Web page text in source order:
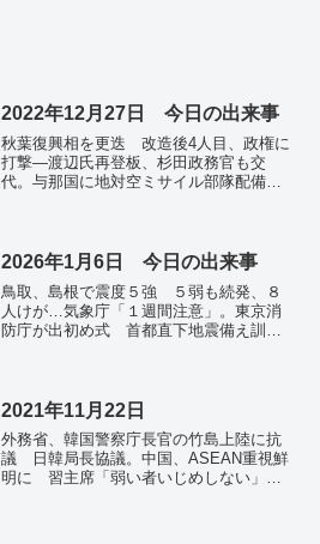
2022年12月27日 今日の出来事
秋葉復興相を更迭 改造後4人目、政権に
打撃―渡辺氏再登板、杉田政務官も交
代。与那国に地対空ミサイル部隊配備計
へ 30日から検査義務づけ 首相発表。
問えると判断…安倍元首相銃撃・奈良地
検。韓国、李明博氏ら1373人に恩赦 尹
大統領「国力を一つに集める」。年明け
2026年1月6日 今日の出来事
鳥取、島根で震度５強 ５弱も続発、８
人けが…気象庁「１週間注意」。東京消
防庁が出初め式 首都直下地震備え訓
ンプ氏に謝意 「できるだけ早く」帰
国。中国、軍民両用品の対日輸出禁止
経済圧力強める。韓国大統領、中国首相
と会談 経済協力や文化交流協議か。日
経平均株価、最高値を更新 終値5万2518
2021年11月22日
外務省、韓国警察庁長官の竹島上陸に抗
議 日韓局長協議。中国、ASEAN重視鮮
明に 習主席「弱い者いじめしない」と